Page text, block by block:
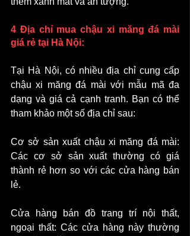
4 Địa chỉ mua chậu xi măng đá mài
giá rẻ tại Hà Nội:
Tại Hà Nội, có nhiều địa chỉ cung cấp
chậu xi măng đá mài với mẫu mã đa
dạng và giá cả cạnh tranh. Bạn có thể
tham khảo một số địa chỉ sau:
Cơ sở sản xuất chậu xi măng đá mài:
Các cơ sở sản xuất thường có giá
thành rẻ hơn so với các cửa hàng bán
lẻ.
Cửa hàng bán đồ trang trí nội thất,
ngoại thất: Các cửa hàng này thường